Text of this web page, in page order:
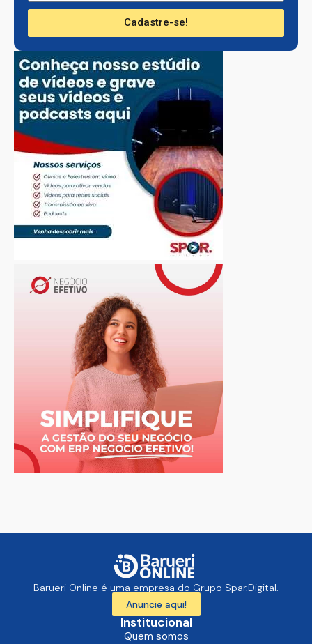
Cadastre-se!
Barueri Online é uma empresa do Grupo Spar.Digital.
Anuncie aqui!
Institucional
Quem somos